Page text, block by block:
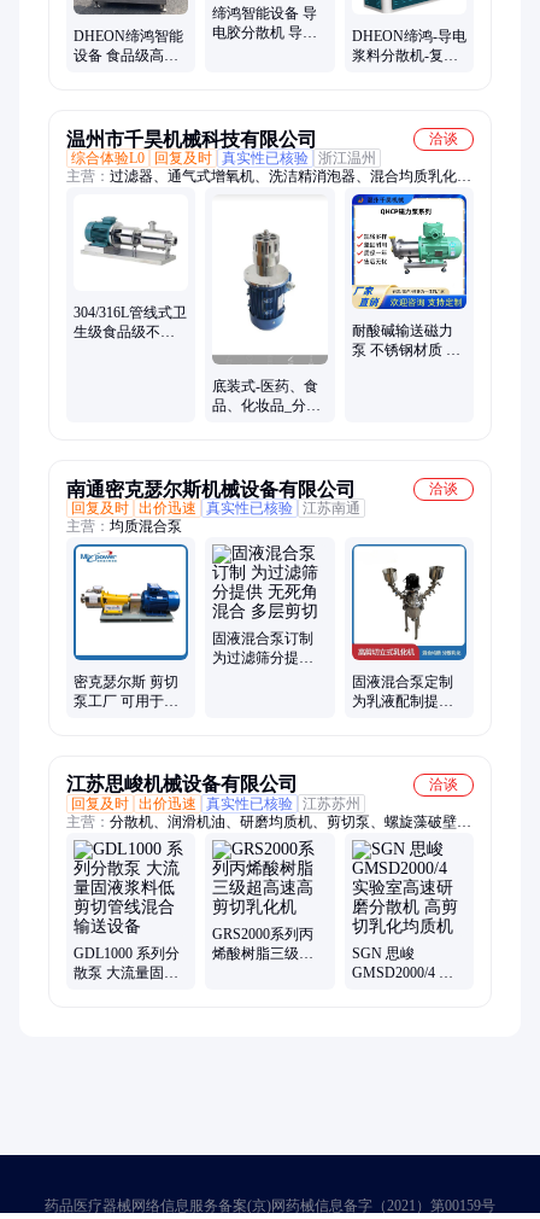
DHEON缔鸿智能
设备 食品级高剪
缔鸿智能设备 导
电胶分散机 导电
DHEON缔鸿-导电
浆料分散机-复合
温州市千昊机械科技有限公司
洽谈
综合体验L0
回复及时 真实性已核验 浙江温州
主营： 过滤器、通气式增氧机、洗洁精消泡器、混合均质乳化
泵、固液混合器、下磁力搅拌器、磁力驱动搅拌机、曝气机、卫
生级磁力泵、平叶泵、正弦泵、高剪切分散乳化机
304/316L管线式卫
生级食品级不锈
底装式-医药、食
品、化妆品_分散
耐酸碱输送磁力
泵 不锈钢材质 医
南通密克瑟尔斯机械设备有限公司
洽谈
回复及时 出价迅速 真实性已核验 江苏南通
主营： 均质混合泵
密克瑟尔斯 剪切
泵工厂 可用于固
固液混合泵订制
为过滤筛分提供
固液混合泵定制
为乳液配制提供
江苏思峻机械设备有限公司
洽谈
回复及时 出价迅速 真实性已核验 江苏苏州
主营： 分散机、润滑机油、研磨均质机、剪切泵、螺旋藻破壁
机、高剪切胶体磨、羟丙甲纤维素、汽车防腐涂料、研磨破碎匀
浆机、氢燃料电池浆料
GDL1000 系列分
散泵 大流量固液
GRS2000系列丙
烯酸树脂三级超
SGN 思峻
GMSD2000/4 实
药品医疗器械网络信息服务备案(京)网药械信息备字（2021）第00159号